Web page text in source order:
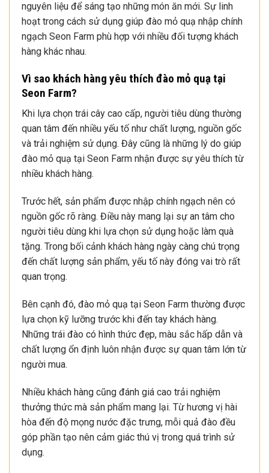
nguyên liệu để sáng tạo những món ăn mới. Sự linh
hoạt trong cách sử dụng giúp đào mỏ quạ nhập chính
ngạch Seon Farm phù hợp với nhiều đối tượng khách
hàng khác nhau.
Vì sao khách hàng yêu thích đào mỏ quạ tại
Seon Farm?
Khi lựa chọn trái cây cao cấp, người tiêu dùng thường
quan tâm đến nhiều yếu tố như chất lượng, nguồn gốc
và trải nghiệm sử dụng. Đây cũng là những lý do giúp
đào mỏ quạ tại Seon Farm nhận được sự yêu thích từ
nhiều khách hàng.
Trước hết, sản phẩm được nhập chính ngạch nên có
nguồn gốc rõ ràng. Điều này mang lại sự an tâm cho
người tiêu dùng khi lựa chọn sử dụng hoặc làm quà
tặng. Trong bối cảnh khách hàng ngày càng chú trọng
đến chất lượng sản phẩm, yếu tố này đóng vai trò rất
quan trọng.
Bên cạnh đó, đào mỏ quạ tại Seon Farm thường được
lựa chọn kỹ lưỡng trước khi đến tay khách hàng.
Những trái đào có hình thức đẹp, màu sắc hấp dẫn và
chất lượng ổn định luôn nhận được sự quan tâm lớn từ
người mua.
Nhiều khách hàng cũng đánh giá cao trải nghiệm
thưởng thức mà sản phẩm mang lại. Từ hương vị hài
hòa đến độ mọng nước đặc trưng, mỗi quả đào đều
góp phần tạo nên cảm giác thú vị trong quá trình sử
dụng.